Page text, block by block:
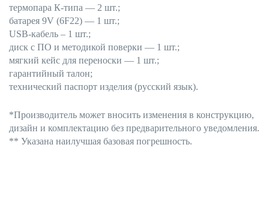
термопара К-типа — 2 шт.;
батарея 9V (6F22) — 1 шт.;
USB-кабель – 1 шт.;
диск с ПО и методикой поверки — 1 шт.;
мягкий кейс для переноски — 1 шт.;
гарантийный талон;
технический паспорт изделия (русский язык).
*Производитель может вносить изменения в конструкцию,
дизайн и комплектацию без предварительного уведомления.
** Указана наилучшая базовая погрешность.